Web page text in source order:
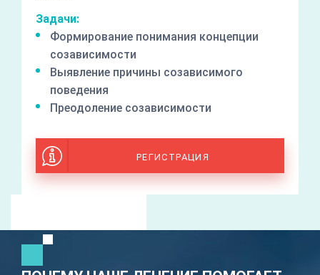
Задачи:
Формирование понимания концепции
созависимости
Выявление причины созависимого
поведения
Преодоление созависимости
РЕГИСТРАЦИЯ